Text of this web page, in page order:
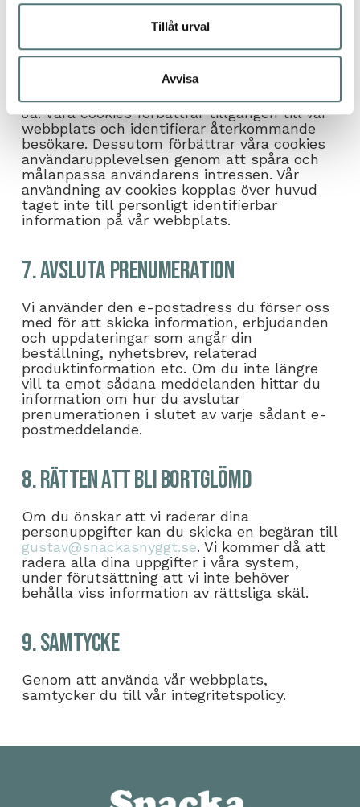
Tillåt urval
Avvisa
kundservice), får tillgång till personligt
identifierbar information.
6. Använder vi oss av cookies?
Ja. Våra cookies förbättrar tillgången till vår
webbplats och identifierar återkommande
besökare. Dessutom förbättrar våra cookies
användarupplevelsen genom att spåra och
målanpassa användarens intressen. Vår
användning av cookies kopplas över huvud
taget inte till personligt identifierbar
information på vår webbplats.
7. Avsluta prenumeration
Vi använder den e-postadress du förser oss
med för att skicka information, erbjudanden
och uppdateringar som angår din
beställning, nyhetsbrev, relaterad
produktinformation etc. Om du inte längre
vill ta emot sådana meddelanden hittar du
information om hur du avslutar
prenumerationen i slutet av varje sådant e-
postmeddelande.
8. Rätten att bli bortglömd
Om du önskar att vi raderar dina
personuppgifter kan du skicka en begäran till
gustav@snackasnyggt.se. Vi kommer då att
radera alla dina uppgifter i våra system,
under förutsättning att vi inte behöver
behålla viss information av rättsliga skäl.
9. Samtycke
Genom att använda vår webbplats,
samtycker du till vår integritetspolicy.